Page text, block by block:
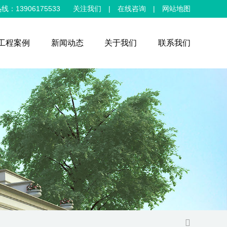
线：13906175533 关注我们 | 在线咨询 | 网站地图
程案例 新闻动态 关于我们 联系我们